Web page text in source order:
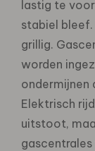
lastig te
stabiel bleef.
grillig.
worden
ondermijnen
Elektrisch
uitstoot,